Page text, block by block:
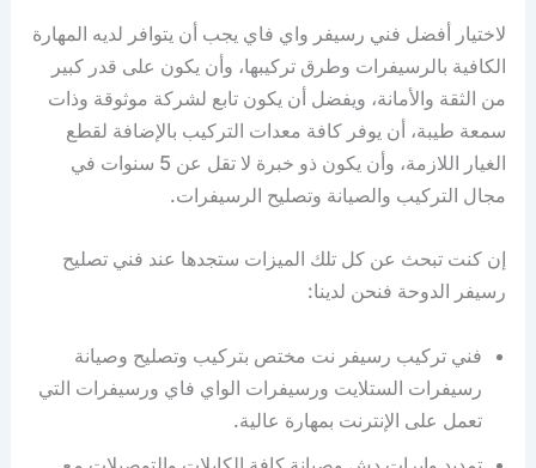
لاختيار أفضل فني رسيفر واي فاي يجب أن يتوافر لديه المهارة
الكافية بالرسيفرات وطرق تركيبها، وأن يكون على قدر كبير
من الثقة والأمانة، ويفضل أن يكون تابع لشركة موثوقة وذات
سمعة طيبة، أن يوفر كافة معدات التركيب بالإضافة لقطع
الغيار اللازمة، وأن يكون ذو خبرة لا تقل عن 5 سنوات في
مجال التركيب والصيانة وتصليح الرسيفرات.
إن كنت تبحث عن كل تلك الميزات ستجدها عند فني تصليح
رسيفر الدوحة فنحن لدينا:
فني تركيب رسيفر نت مختص بتركيب وتصليح وصيانة
رسيفرات الستلايت ورسيفرات الواي فاي ورسيفرات التي
تعمل على الإنترنت بمهارة عالية.